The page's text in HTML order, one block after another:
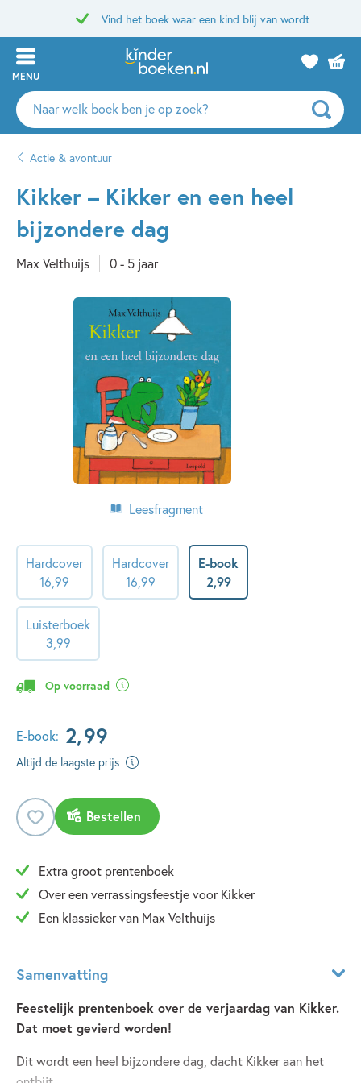
Vind het boek waar een kind blij van wordt
MENU
Zoeken
naar
auteurs
uitgevers
Actie & avontuur
Kikker – Kikker en een heel
bijzondere dag
Max Velthuijs 0 - 5 jaar
Leesfragment
Hardcover
16 99
Hardcover
16 99
E-book
2,99
Luisterboek
3 99
Op voorraad
E-book: 2,99
Altijd de laagste prijs
Bestellen
Extra groot prentenboek
Over een verrassingsfeestje voor Kikker
Een klassieker van Max Velthuijs
Samenvatting
Feestelijk prentenboek over de verjaardag van Kikker.
Dat moet gevierd worden!
Dit wordt een heel bijzondere dag, dacht Kikker aan het